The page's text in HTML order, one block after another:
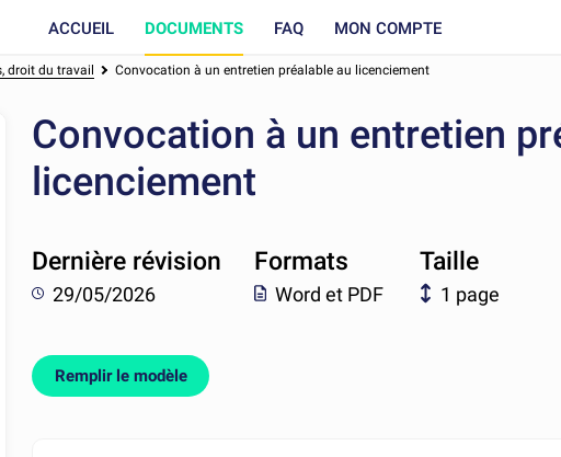
ACCUEIL DOCUMENTS FAQ MON COMPTE
droit du travail Convocation à un entretien préalable au licenciement
Convocation à un entretien
licenciement
Dernière révision
29/05/2026
Formats
Word et PDF
Taille
1 page
Remplir le modèle